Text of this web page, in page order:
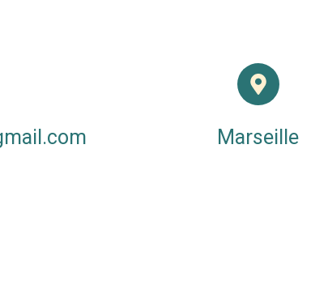
Marseille